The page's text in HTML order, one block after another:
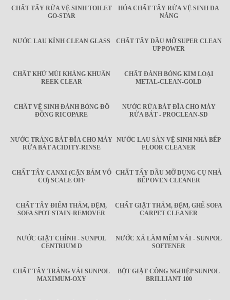
CHẤT TẨY RỬA VỆ SINH TOILET
GO-STAR
HÓA CHẤT TẨY RỬA VỆ SINH ĐA
NĂNG
NƯỚC LAU KÍNH CLEAN GLASS
CHẤT TẨY DẦU MỠ SUPER CLEAN
UP POWER
CHẤT KHỬ MÙI KHÁNG KHUẨN
REEK CLEAR
CHẤT ĐÁNH BÓNG KIM LOẠI
METAL-CLEAN-GOLD
CHẤT VỆ SINH ĐÁNH BÓNG ĐỒ
ĐỒNG RICOPARE
NƯỚC RỬA BÁT ĐĨA CHO MÁY
RỬA BÁT - PROCLEAN-SD
NƯỚC TRÁNG BÁT ĐĨA CHO MÁY
RỬA BÁT ACIDITY-RINSE
NƯỚC LAU SÀN VỆ SINH NHÀ BẾP
FLOOR CLEANER
CHẤT TẨY CANXI (CẶN BÁM VÔ
CƠ) SCALE OFF
CHẤT TẨY DẦU MỠ DỤNG CỤ NHÀ
BẾP OVEN CLEANER
CHẤT TẨY ĐIỂM THẢM, ĐỆM,
SOFA SPOT-STAIN-REMOVER
CHẤT GIẶT THẢM, ĐỆM, GHẾ SOFA
CARPET CLEANER
NƯỚC GIẶT CHÍNH - SUNPOL
CENTRIUM D
NƯỚC XẢ LÀM MỀM VẢI - SUNPOL
SOFTENER
CHẤT TẨY TRẮNG VẢI SUNPOL
MAXIMUM-OXY
BỘT GIẶT CÔNG NGHIỆP SUNPOL
BRILLIANT 100